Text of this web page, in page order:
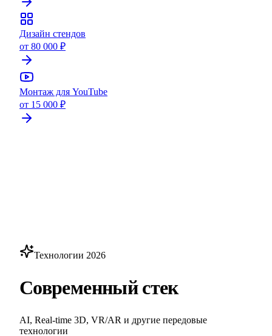
Дизайн стендов
от 80 000 ₽
Монтаж для YouTube
от 15 000 ₽
Технологии 2026
Современный стек
AI, Real-time 3D, VR/AR и другие передовые
технологии